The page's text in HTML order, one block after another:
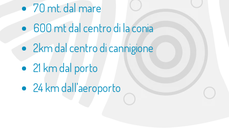
70 mt. dal mare
600 mt dal centro di la conia
2km dal centro di cannigione
21 km dal porto
24 km dall'aeroporto